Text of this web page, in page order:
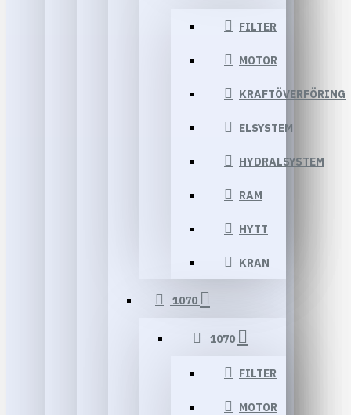
FILTER
MOTOR
KRAFTÖVERFÖRING
ELSYSTEM
HYDRALSYSTEM
RAM
HYTT
KRAN
1070
1070
FILTER
MOTOR